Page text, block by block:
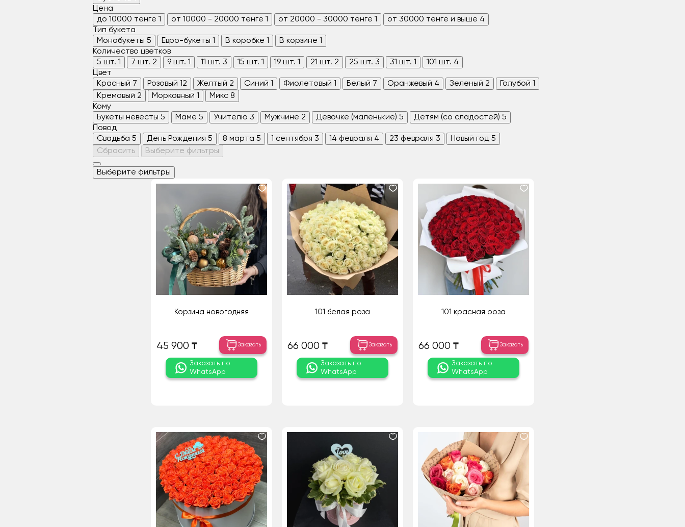
Цена
до 10000 тенге 1 от 10000 - 20000 тенге 1 от 20000 - 30000 тенге 1 от 30000 тенге и выше 4
Тип букета
Монобукеты 5 Евро-букеты 1 В коробке 1 В корзине 1
Количество цветков
5 шт. 1 7 шт. 2 9 шт. 1 11 шт. 3 15 шт. 1 19 шт. 1 21 шт. 2 25 шт. 3 31 шт. 1 101 шт. 4
Цвет
Красный 7 Розовый 12 Желтый 2 Синий 1 Фиолетовый 1 Белый 7 Оранжевый 4 Зеленый 2 Голубой 1
Кремовый 2 Морковный 1 Микс 8
Кому
Букеты невесты 5 Маме 5 Учителю 3 Мужчине 2 Девочке (маленькие) 5 Детям (со сладостей) 5
Повод
Свадьба 5 День Рождения 5 8 марта 5 1 сентября 3 14 февраля 4 23 февраля 3 Новый год 5
Сбросить
Выберите фильтры
Выберите фильтры
Корзина новогодняя
45 900 ₸ Заказать
Заказать по
WhatsApp
101 белая роза
66 000 ₸ Заказать
Заказать по
WhatsApp
101 красная роза
66 000 ₸ Заказать
Заказать по
WhatsApp